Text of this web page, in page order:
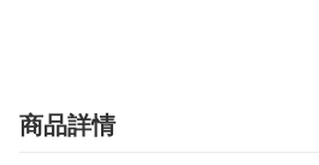
商品詳情